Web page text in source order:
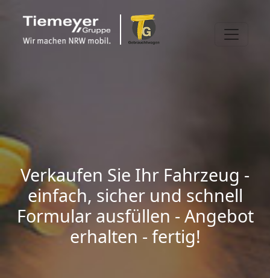
Verkaufen Sie Ihr Fahrzeug -
einfach, sicher und schnell
Formular ausfüllen - Angebot
erhalten - fertig!